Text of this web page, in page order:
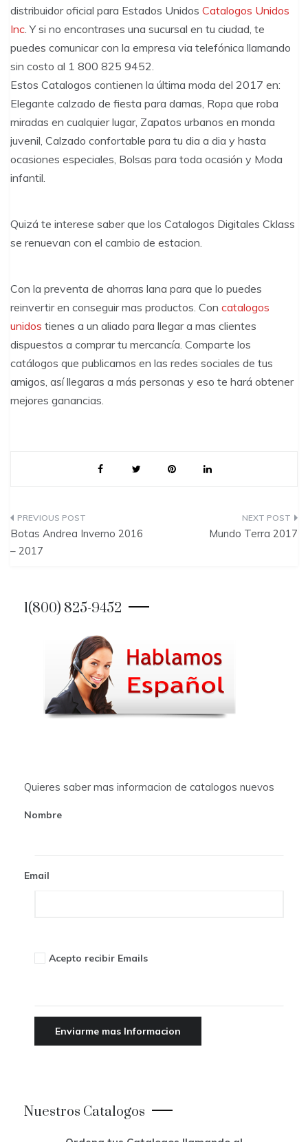
distribuidor oficial para Estados Unidos Catalogos Unidos
Inc. Y si no encontrases una sucursal en tu ciudad, te
puedes comunicar con la empresa via telefónica llamando
sin costo al 1 800 825 9452.
Estos Catalogos contienen la última moda del 2017 en:
Elegante calzado de fiesta para damas, Ropa que roba
miradas en cualquier lugar, Zapatos urbanos en monda
juvenil, Calzado confortable para tu dia a dia y hasta
ocasiones especiales, Bolsas para toda ocasión y Moda
infantil.
Quizá te interese saber que los Catalogos Digitales Cklass
se renuevan con el cambio de estacion.
Con la preventa de ahorras lana para que lo puedes
reinvertir en conseguir mas productos. Con catalogos
unidos tienes a un aliado para llegar a mas clientes
dispuestos a comprar tu mercancía. Comparte los
catálogos que publicamos en las redes sociales de tus
amigos, así llegaras a más personas y eso te hará obtener
mejores ganancias.
P
o
Botas Andrea Inverno 2016
– 2017
Mundo Terra 2017
1(800) 825-9452
Quieres saber mas informacion de catalogos nuevos
Nombre
Email
Acepto recibir Emails
Nuestros Catalogos